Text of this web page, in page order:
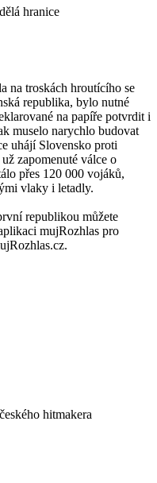
hranice
na troskách hroutícího se
republika, bylo nutné
na papíře potvrdit i
muselo narychlo budovat
uhájí Slovensko proti
zapomenuté válce o
přes 120 000 vojáků,
vlaky i letadly.
republikou můžete
mujRozhlas pro
hitmakera